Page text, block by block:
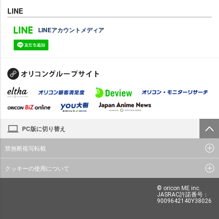
LINE
LINEアカウントメディア
PC版に切り替え
禁無断複写転載
クッキーの使用について
© oricon ME inc.
JASRAC許諾番号：
9009642140Y38026